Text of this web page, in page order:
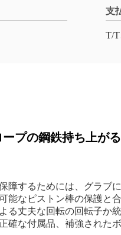
支
T/
プの鋼鉄持ち上が
障するためには、グラブ
能なピストン棒の保護と
る丈夫な回転の回転子か
確な付属品、補強された